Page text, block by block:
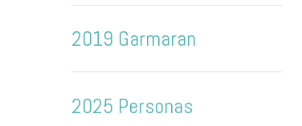
2019 Garmaran
2025 Personas